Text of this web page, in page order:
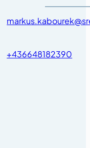
+436648182390